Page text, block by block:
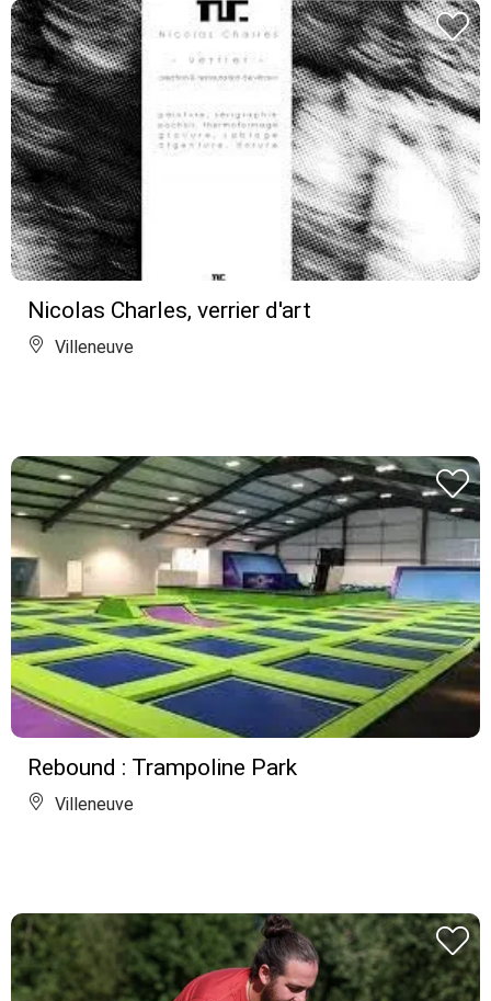
Nicolas Charles, verrier d'art
Villeneuve
Rebound : Trampoline Park
Villeneuve